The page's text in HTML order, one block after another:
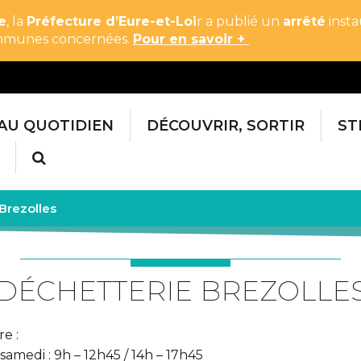
, la Préfecture d’Eure-et-Loir a publié un arrêté
concernées. Pour en savoir +
QUOTIDIEN DÉCOUVRIR, SORTIR
:
: 9h – 12h45 / 14h – 17h45